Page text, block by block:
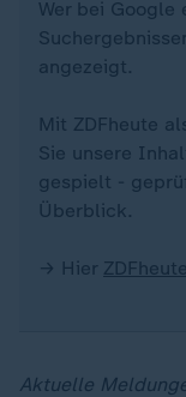
Wer bei
angezeigt.
Mit ZDFheute
Sie unsere
gespielt -
Überblick.
→ Hier
Aktuelle